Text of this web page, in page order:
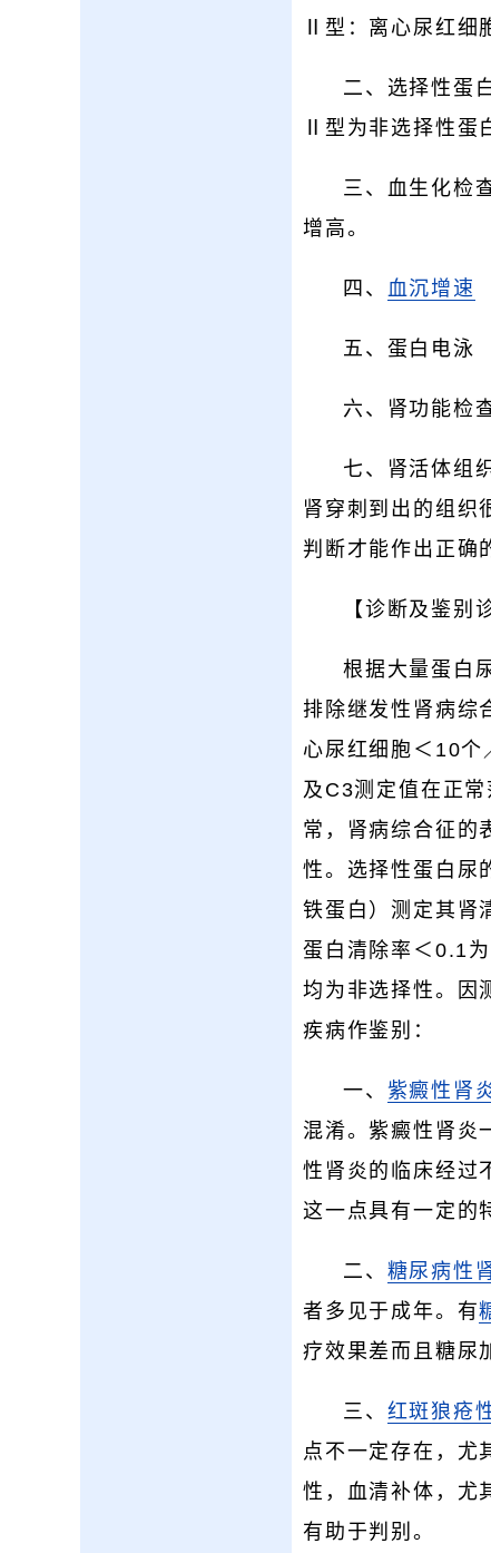
Ⅱ型：离心尿红细
二、选择性蛋
Ⅱ型为非选择性蛋
三、血生化检
增高。
四、 血沉增速
五、蛋白电泳
六、肾功能检
七、肾活体组
肾穿刺到出的组织
判断才能作出正确
【诊断及鉴别
根据大量蛋白
排除继发性肾病
心尿红细胞＜10个
及C3测定值在正
常，肾病综合征的
性。选择性蛋白尿
铁蛋白）测定其肾
蛋白清除率＜0.1
均为非选择性。因
疾病作鉴别：
一、 紫癜性肾
混淆。紫癜性肾炎
性肾炎的临床经过
这一点具有一定的
二、 糖尿病性
者多见于成年。有
疗效果差而且糖尿
三、 红斑狼疮
点不一定存在，尤
性，血清补体，尤
有助于判别。